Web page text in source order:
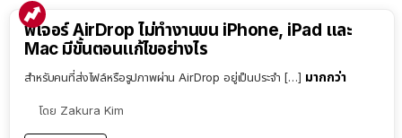
ฟีเจอร์ AirDrop ไม่ทำงานบน iPhone, iPad และ
Mac มีขั้นตอนแก้ไขอย่างไร
สำหรับคนที่ส่งไฟล์หรือรูปภาพผ่าน AirDrop อยู่เป็นประจำ […] มากกว่า
โดย Zakura Kim